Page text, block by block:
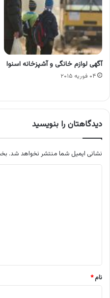
آگهی لوازم خانگی و آشپزخانه اسنوا
۰۴ فوریه ۲۰۱۵
دیدگاهتان را بنویسید
نشانی ایمیل شما منتشر نخواهد شد.
نام*